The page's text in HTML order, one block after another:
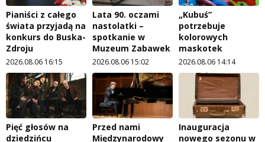
Pianiści z całego
świata przyjadą na
konkurs do Buska-
Zdroju
2026.08.06 16:15
Lata 90. oczami
nastolatki –
spotkanie w
Muzeum Zabawek
2026.08.06 15:02
„Kubuś”
potrzebuje
kolorowych
maskotek
2026.08.06 14:14
Pięć głosów na
dziedzińcu
Przed nami
Międzynarodowy
Inauguracja
nowego sezonu w